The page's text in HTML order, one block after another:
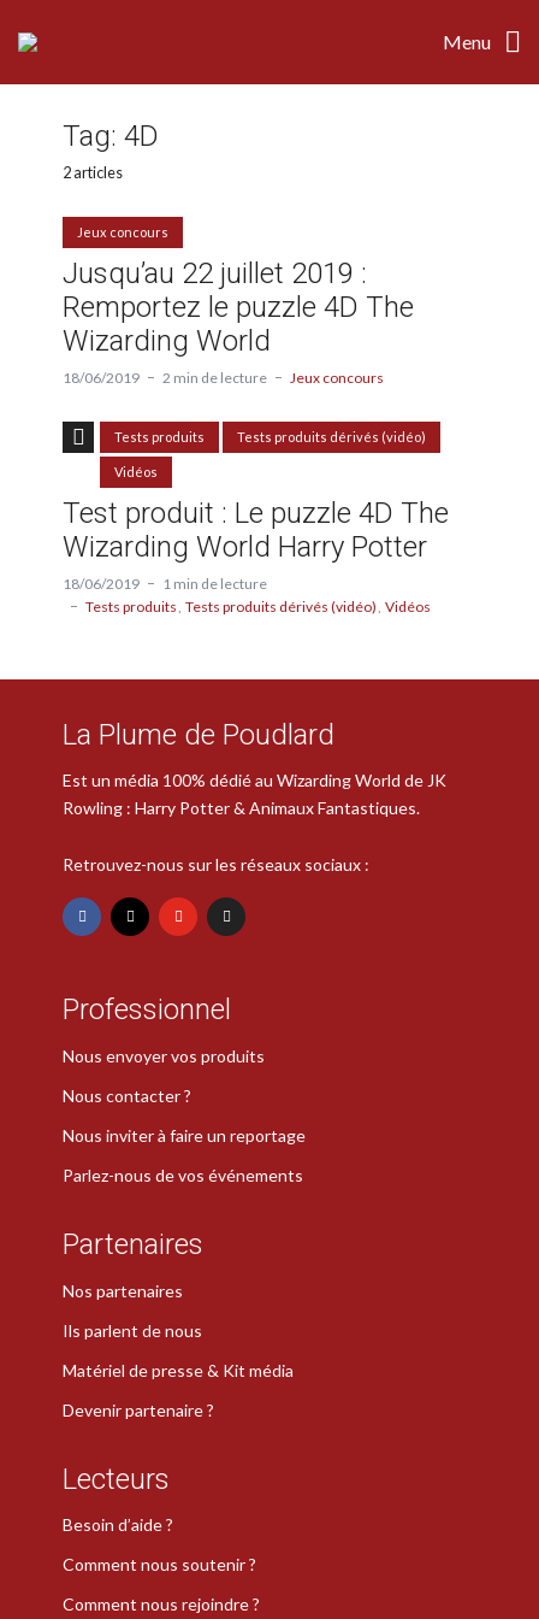
Menu
Tag: 4D
2 articles
Jeux concours
Jusqu’au 22 juillet 2019 :
Remportez le puzzle 4D The
Wizarding World
18/06/2019 2 min de lecture Jeux concours
Tests produits Tests produits dérivés (vidéo)
Vidéos
Test produit : Le puzzle 4D The
Wizarding World Harry Potter
18/06/2019
1 min de lecture
Tests produits Tests produits dérivés (vidéo) Vidéos
La Plume de Poudlard
Est un média 100% dédié au Wizarding World de JK
Rowling : Harry Potter & Animaux Fantastiques.
Retrouvez-nous sur les réseaux sociaux :
Professionnel
Nous envoyer vos produits
Nous contacter ?
Nous inviter à faire un reportage
Parlez-nous de vos événements
Partenaires
Nos partenaires
Ils parlent de nous
Matériel de presse & Kit média
Devenir partenaire ?
Lecteurs
Besoin d’aide ?
Comment nous soutenir ?
Comment nous rejoindre ?